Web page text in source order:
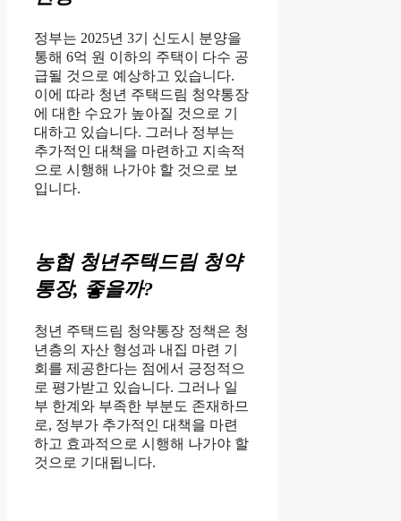
정부는 2025년 3기 신도시 분양을
통해 6억 원 이하의 주택이 다수 공
급될 것으로 예상하고 있습니다.
이에 따라 청년 주택드림 청약통장
에 대한 수요가 높아질 것으로 기
대하고 있습니다. 그러나 정부는
추가적인 대책을 마련하고 지속적
으로 시행해 나가야 할 것으로 보
입니다.
농협 청년주택드림 청약
통장, 좋을까?
청년 주택드림 청약통장 정책은 청
년층의 자산 형성과 내집 마련 기
회를 제공한다는 점에서 긍정적으
로 평가받고 있습니다. 그러나 일
부 한계와 부족한 부분도 존재하므
로, 정부가 추가적인 대책을 마련
하고 효과적으로 시행해 나가야 할
것으로 기대됩니다.